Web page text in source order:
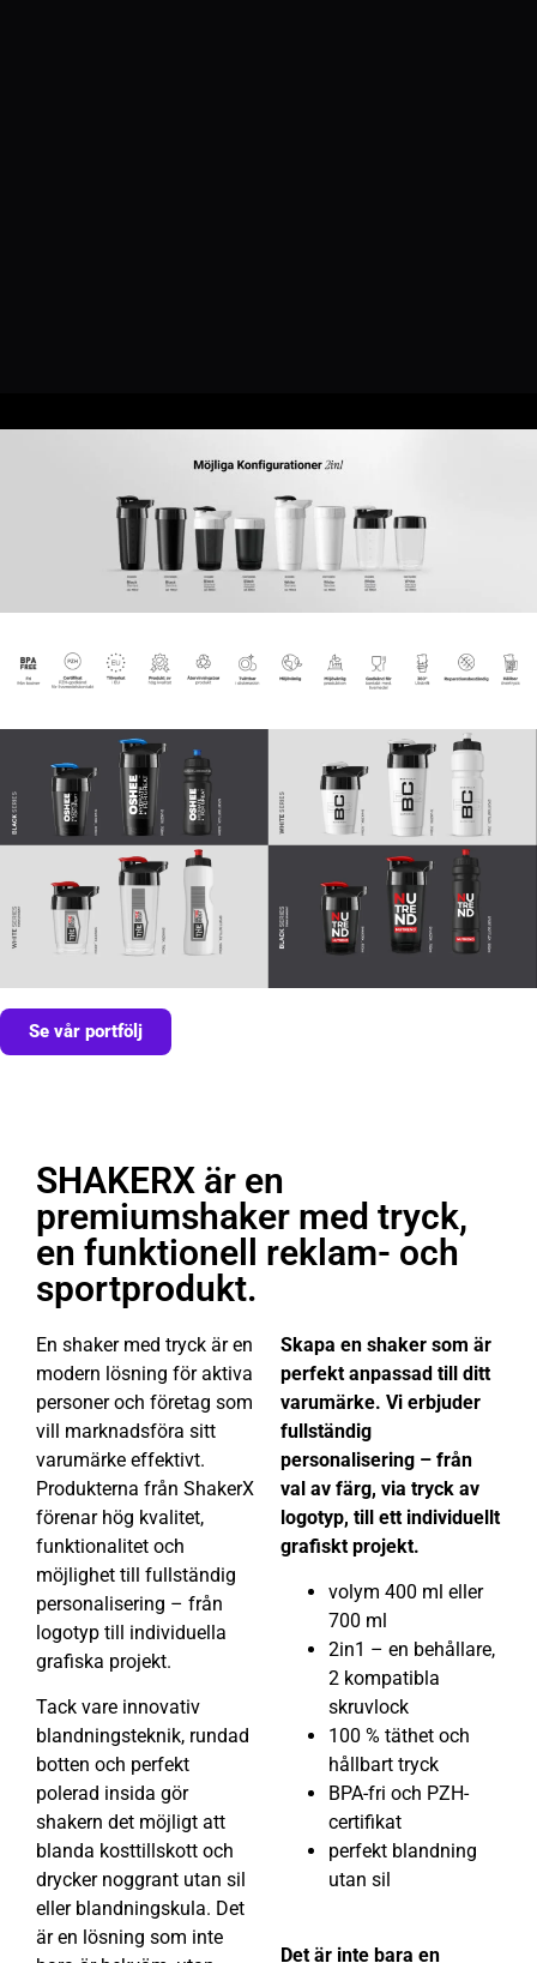
Se vår portfölj
SHAKERX är en
premiumshaker med tryck,
en funktionell reklam- och
sportprodukt.
En shaker med tryck är en
modern lösning för aktiva
personer och företag som
vill marknadsföra sitt
varumärke effektivt.
Produkterna från ShakerX
förenar hög kvalitet,
funktionalitet och
möjlighet till fullständig
personalisering – från
logotyp till individuella
grafiska projekt.
Tack vare innovativ
blandningsteknik, rundad
botten och perfekt
polerad insida gör
shakern det möjligt att
blanda kosttillskott och
drycker noggrant utan sil
eller blandningskula. Det
är en lösning som inte
Skapa en shaker som är
perfekt anpassad till ditt
varumärke. Vi erbjuder
fullständig
personalisering – från
val av färg, via tryck av
logotyp, till ett individuellt
grafiskt projekt.
volym 400 ml eller
700 ml
2in1 – en behållare,
2 kompatibla
skruvlock
100 % täthet och
hållbart tryck
BPA-fri och PZH-
certifikat
perfekt blandning
utan sil
Det är inte bara en